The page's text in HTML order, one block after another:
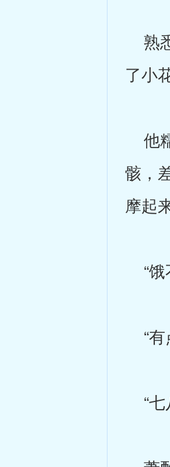
熟
了小
他
骸，
摩起
“饿
“有
“七